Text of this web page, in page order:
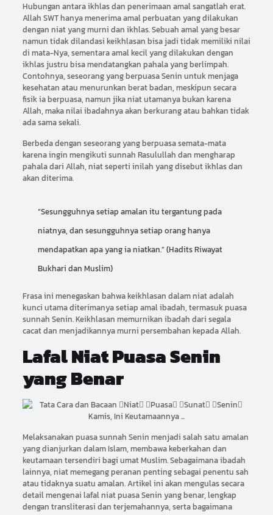
Hubungan antara ikhlas dan penerimaan amal sangatlah erat.
Allah SWT hanya menerima amal perbuatan yang dilakukan
dengan niat yang murni dan ikhlas. Sebuah amal yang besar
namun tidak dilandasi keikhlasan bisa jadi tidak memiliki nilai
di mata-Nya, sementara amal kecil yang dilakukan dengan
ikhlas justru bisa mendatangkan pahala yang berlimpah.
Contohnya, seseorang yang berpuasa Senin untuk menjaga
kesehatan atau menurunkan berat badan, meskipun secara
fisik ia berpuasa, namun jika niat utamanya bukan karena
Allah, maka nilai ibadahnya akan berkurang atau bahkan tidak
ada sama sekali.
Berbeda dengan seseorang yang berpuasa semata-mata
karena ingin mengikuti sunnah Rasulullah dan mengharap
pahala dari Allah, niat seperti inilah yang disebut ikhlas dan
akan diterima.
“Sesungguhnya setiap amalan itu tergantung pada
niatnya, dan sesungguhnya setiap orang hanya
mendapatkan apa yang ia niatkan.” (Hadits Riwayat
Bukhari dan Muslim)
Frasa ini menegaskan bahwa keikhlasan dalam niat adalah
kunci utama diterimanya setiap amal ibadah, termasuk puasa
sunnah Senin. Keikhlasan memurnikan ibadah dari segala
cacat dan menjadikannya murni persembahan kepada Allah.
Lafal Niat Puasa Senin
yang Benar
Melaksanakan puasa sunnah Senin menjadi salah satu amalan
yang dianjurkan dalam Islam, membawa keberkahan dan
keutamaan tersendiri bagi umat Muslim. Sebagaimana ibadah
lainnya, niat memegang peranan penting sebagai penentu sah
atau tidaknya suatu amalan. Artikel ini akan mengulas secara
detail mengenai lafal niat puasa Senin yang benar, lengkap
dengan transliterasi dan terjemahannya, serta bagaimana